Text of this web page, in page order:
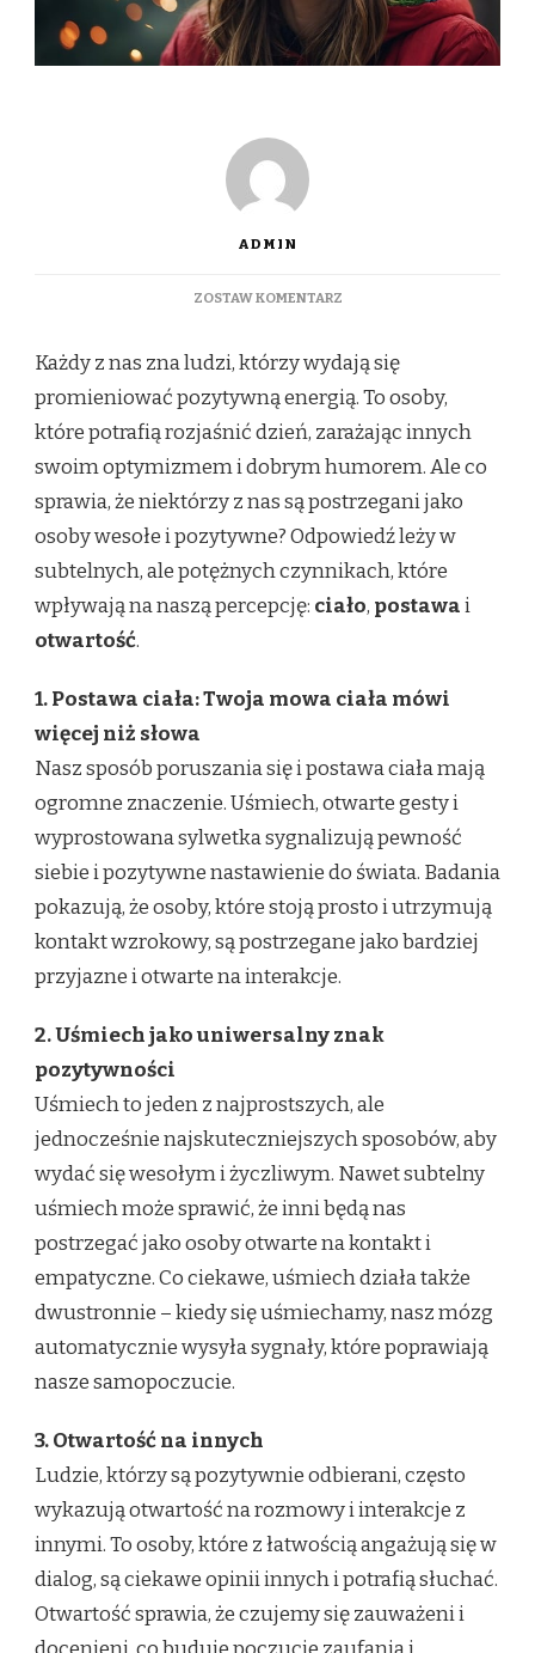
ADMIN
ZOSTAW KOMENTARZDO
JAK
CIAŁO,
POSTAWA
I
KSZTAŁTUJĄ
WIZERUNEK
WESOŁEJ
I
Każdy z nas zna ludzi, którzy wydają się
promieniować pozytywną energią. To osoby,
które potrafią rozjaśnić dzień, zarażając innych
swoim optymizmem i dobrym humorem. Ale co
sprawia, że niektórzy z nas są postrzegani jako
osoby wesołe i pozytywne? Odpowiedź leży w
subtelnych, ale potężnych czynnikach, które
wpływają na naszą percepcję: ciało, postawai
otwartość.
1. Postawa ciała: Twoja mowa ciała mówi
więcej niż słowa
Nasz sposób poruszania się i postawa ciała mają
ogromne znaczenie. Uśmiech, otwarte gesty i
wyprostowana sylwetka sygnalizują pewność
siebie i pozytywne nastawienie do świata. Badania
pokazują, że osoby, które stoją prosto i utrzymują
kontakt wzrokowy, są postrzegane jako bardziej
przyjazne i otwarte na interakcje.
2. Uśmiech jako uniwersalny znak
pozytywności
Uśmiech to jeden z najprostszych, ale
jednocześnie najskuteczniejszych sposobów, aby
wydać się wesołym i życzliwym. Nawet subtelny
uśmiech może sprawić, że inni będą nas
postrzegać jako osoby otwarte na kontakt i
empatyczne. Co ciekawe, uśmiech działa także
dwustronnie – kiedy się uśmiechamy, nasz mózg
automatycznie wysyła sygnały, które poprawiają
nasze samopoczucie.
3. Otwartość na innych
Ludzie, którzy są pozytywnie odbierani, często
wykazują otwartość na rozmowy i interakcje z
innymi. To osoby, które z łatwością angażują się w
dialog, są ciekawe opinii innych i potrafią słuchać.
Otwartość sprawia, że czujemy się zauważeni i